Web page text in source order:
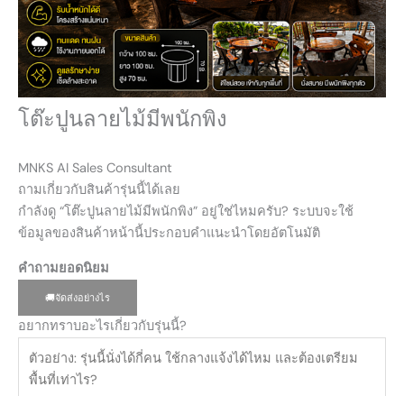
โต๊ะปูนลายไม้มีพนักพิง
MNKS AI Sales Consultant
ถามเกี่ยวกับสินค้ารุ่นนี้ได้เลย
กำลังดู “โต๊ะปูนลายไม้มีพนักพิง” อยู่ใช่ไหมครับ? ระบบจะใช้
ข้อมูลของสินค้าหน้านี้ประกอบคำแนะนำโดยอัตโนมัติ
คำถามยอดนิยม
🚚จัดส่งอย่างไร
อยากทราบอะไรเกี่ยวกับรุ่นนี้?